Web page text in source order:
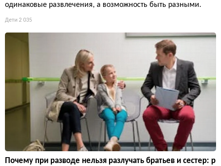
одинаковые развлечения, а возможность быть разными.
Дети 2 035
Почему при разводе нельзя разлучать братьев и сестер: р